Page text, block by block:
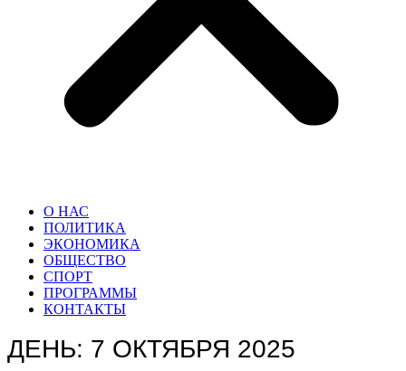
О НАС
ПОЛИТИКА
ЭКОНОМИКА
ОБЩЕСТВО
СПОРТ
ПРОГРАММЫ
КОНТАКТЫ
ДЕНЬ: 7 ОКТЯБРЯ 2025